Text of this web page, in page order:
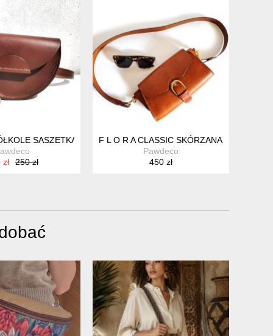
SASZETKA ZE SKÓRY NATURALEJ
250 zł
F L O R A CLASSIC SKÓRZANA TOREBKA
Pawdeco
450 zł